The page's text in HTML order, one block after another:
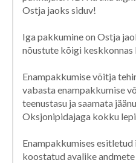
Ostja jaoks siduv!
Iga pakkumine on Ostja
nõustute kõigi
Enampakkumise võitja
vabasta enampakkumise
teenustasu ja saamata
Oksjonipidajaga kokku
Enampakkumises
koostatud avalike